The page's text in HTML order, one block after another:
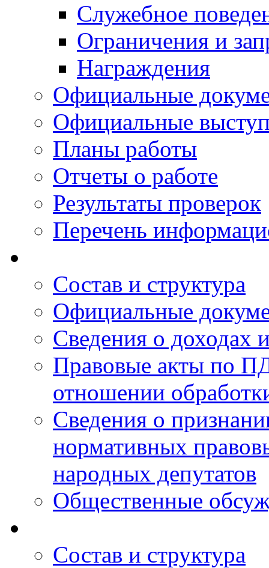
Служебное
Ограничения и
Награждения
Официальные
Официальные
Планы работы
Отчеты о работе
Результаты проверок
Перечень
Состав и структура
Официальные
Сведения о доходах
Правовые акты по
отношении
Сведения о
нормативных
народных депутатов
Общественные
Состав и структура